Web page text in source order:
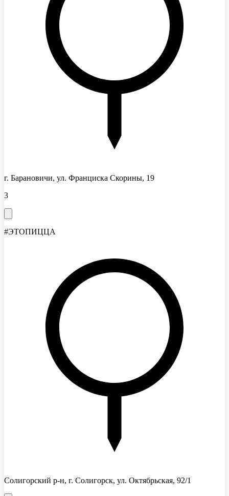
г. Барановичи, ул. Франциска Скорины, 19
3
#ЭТОПИЦЦА
Солигорский р-н, г. Солигорск, ул. Октябрьская, 92/1